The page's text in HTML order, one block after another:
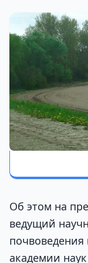
Об этом на
ведущий
академии